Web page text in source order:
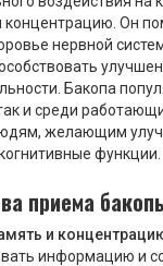
концентрацию. Он
нервной
Бакопа
и среди
желающим
функции.
приема
и
информацию и